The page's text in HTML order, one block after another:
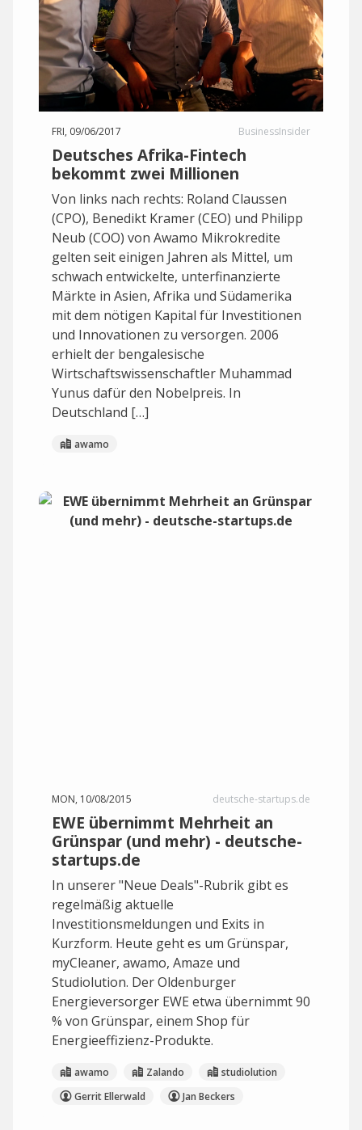
FRI, 09/06/2017 BusinessInsider
Deutsches Afrika-Fintech
bekommt zwei Millionen
Von links nach rechts: Roland Claussen
(CPO), Benedikt Kramer (CEO) und Philipp
Neub (COO) von Awamo Mikrokredite
gelten seit einigen Jahren als Mittel, um
schwach entwickelte, unterfinanzierte
Märkte in Asien, Afrika und Südamerika
mit dem nötigen Kapital für Investitionen
und Innovationen zu versorgen. 2006
erhielt der bengalesische
Wirtschaftswissenschaftler Muhammad
Yunus dafür den Nobelpreis. In
Deutschland […]
awamo
MON, 10/08/2015 deutsche-startups.de
EWE übernimmt Mehrheit an
Grünspar (und mehr) - deutsche-
startups.de
In unserer "Neue Deals"-Rubrik gibt es
regelmäßig aktuelle
Investitionsmeldungen und Exits in
Kurzform. Heute geht es um Grünspar,
myCleaner, awamo, Amaze und
Studiolution. Der Oldenburger
Energieversorger EWE etwa übernimmt 90
% von Grünspar, einem Shop für
Energieeffizienz-Produkte.
awamo Zalando
studiolution
Gerrit Ellerwald
Jan Beckers